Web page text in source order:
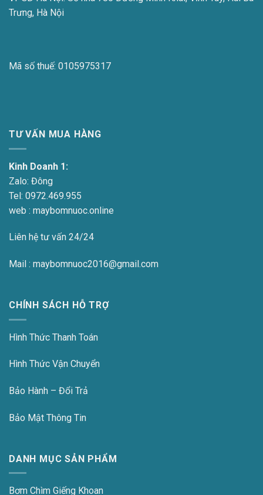
Trưng, Hà Nội
Mã số thuế: 0105975317
TƯ VẤN MUA HÀNG
Kinh Doanh 1:
Zalo: Đông
Tel: 0972.469.955
web : maybomnuoc.online
Liên hệ tư vấn 24/24
Mail : maybomnuoc2016@gmail.com
CHÍNH SÁCH HỖ TRỢ
Hình Thức Thanh Toán
Hình Thức Vận Chuyển
Bảo Hành – Đổi Trả
Bảo Mật Thông Tin
DANH MỤC SẢN PHẨM
Bơm Chìm Giếng Khoan